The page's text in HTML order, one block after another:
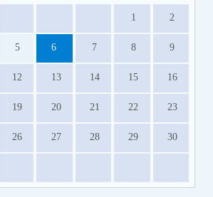
1 2
5 6 7 8 9
12 13 14 15 16
19 20 21 22 23
26 27 28 29 30